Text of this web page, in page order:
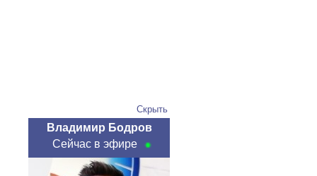
Скрыть
Владимир Бодров
Сейчас в эфире